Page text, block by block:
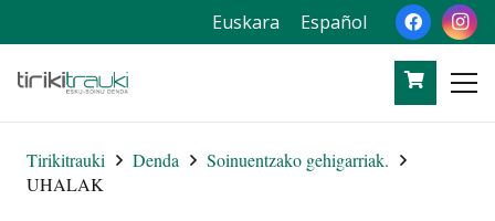
Euskara Español
Tirikitrauki Denda
Soinuentzako gehigarriak.
UHALAK